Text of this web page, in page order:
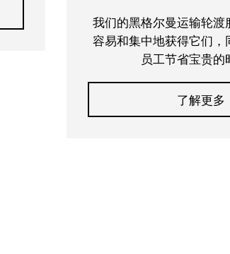
我们的黑格尔曼运输轮渡
容易和集中地获得它们，
员工节省宝贵的
了解更多